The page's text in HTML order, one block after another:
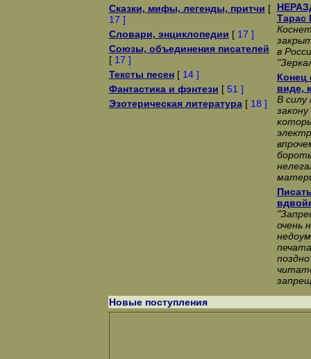
Сказки, мифы, легенды, притчи [
17 ]
Словари, энциклопедии [ 17 ]
Союзы, объединения писателей
[ 17 ]
Тексты песен[ 14 ]
Фантастика и фэнтези [ 51 ]
Эзотерическая литература[ 18 ]
Тарас
в
Конец
виде,
В силу
очень
Новые поступления